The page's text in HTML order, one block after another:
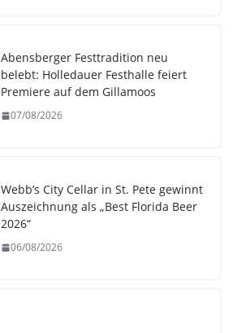
Abensberger Festtradition neu
belebt: Holledauer Festhalle feiert
Premiere auf dem Gillamoos
07/08/2026
Webb’s City Cellar in St. Pete gewinnt
Auszeichnung als „Best Florida Beer
2026“
06/08/2026